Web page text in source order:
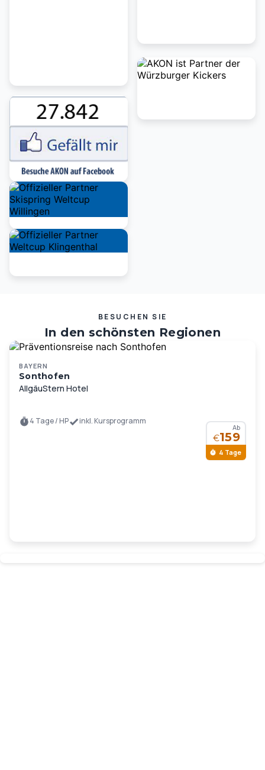
BESUCHEN SIE
In den schönsten Regionen
Deutschlands und Europas …
Ab
€159
4 Tage
BAYERN
Sonthofen
AllgäuStern Hotel
4 Tage / HP inkl. Kursprogramm